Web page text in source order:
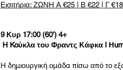
Εισιτήρια: ΖΩΝΗ Α €25 | Β €22 | Γ €18
9 Κυρ 17:00 (60’) 4+
H Koύκλα του Φραντς Κάφκα I
Η δημιουργική ομάδα πίσω από το